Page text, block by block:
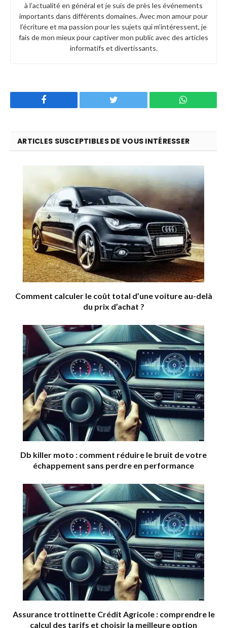
à l’actualité en général et je suis de près les événements
importants dans différents domaines. Avec mon amour pour
l’écriture et ma passion pour les sujets qui m’intéressent, je
fais de mon mieux pour captiver mon public avec des articles
informatifs et divertissants.
Twitter WhatsApp
ARTICLES SUSCEPTIBLES DE VOUS INTÉRESSER
Comment calculer le coût total d’une voiture au-delà
du prix d’achat ?
Db killer moto : comment réduire le bruit de votre
échappement sans perdre en performance
Assurance trottinette Crédit Agricole : comprendre le
calcul des tarifs et choisir la meilleure option